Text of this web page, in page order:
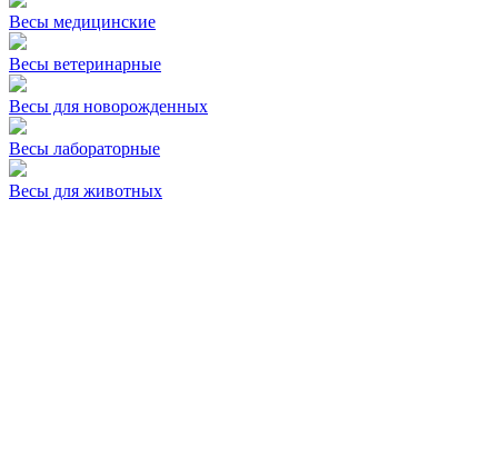
Весы медицинские
Весы ветеринарные
Весы для новорожденных
Весы лабораторные
Весы для животных